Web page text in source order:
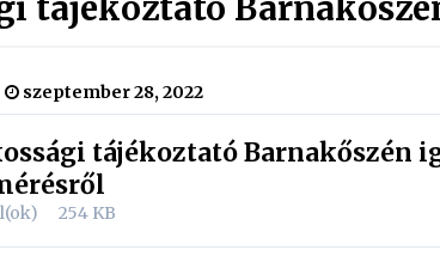
szeptember 28, 2022
tájékoztató Barnakőszén
254 KB